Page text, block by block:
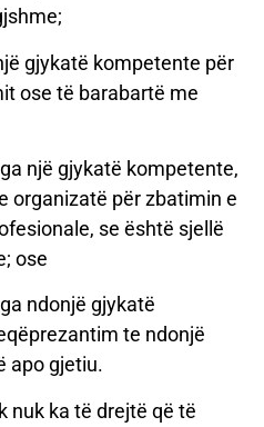
gjykatë kompetente për
ose të barabartë me
një gjykatë kompetente,
organizatë për zbatimin e
se është sjellë
ose
ndonjë gjykatë
te ndonjë
apo gjetiu.
ka të drejtë që të